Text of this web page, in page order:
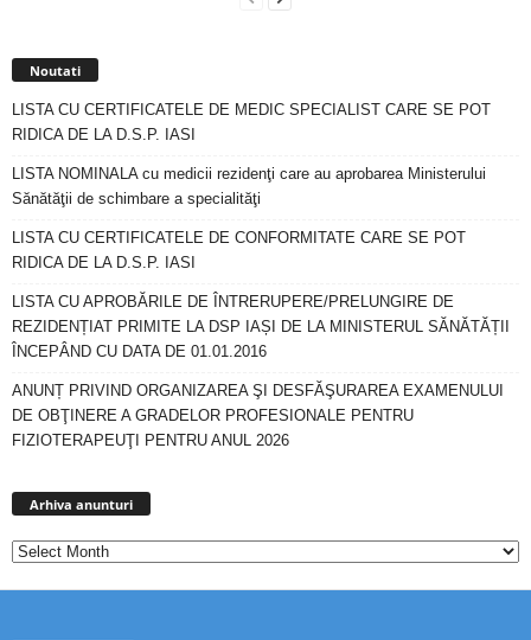
Noutati
LISTA CU CERTIFICATELE DE MEDIC SPECIALIST CARE SE POT
RIDICA DE LA D.S.P. IASI
LISTA NOMINALA cu medicii rezidenţi care au aprobarea Ministerului
Sănătăţii de schimbare a specialităţi
LISTA CU CERTIFICATELE DE CONFORMITATE CARE SE POT
RIDICA DE LA D.S.P. IASI
LISTA CU APROBĂRILE DE ÎNTRERUPERE/PRELUNGIRE DE
REZIDENȚIAT PRIMITE LA DSP IAȘI DE LA MINISTERUL SĂNĂTĂȚII
ÎNCEPÂND CU DATA DE 01.01.2016
ANUNȚ PRIVIND ORGANIZAREA ŞI DESFĂŞURAREA EXAMENULUI
DE OBŢINERE A GRADELOR PROFESIONALE PENTRU
FIZIOTERAPEUŢI PENTRU ANUL 2026
Arhiva anunturi